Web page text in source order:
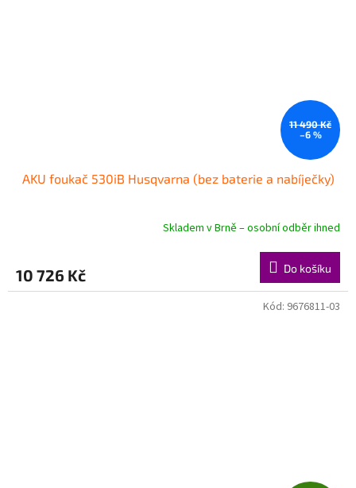
11 490 Kč
–6 %
AKU foukač 530iB Husqvarna (bez baterie a nabíječky)
Skladem v Brně – osobní odběr ihned
10 726 Kč Do košíku
Kód: 9676811-03